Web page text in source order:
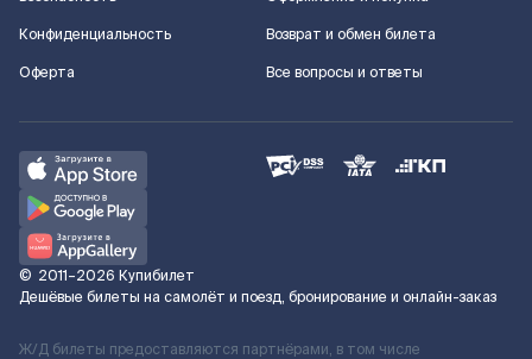
Конфиденциальность
Оферта
Возврат и обмен билета
Все вопросы и ответы
© 2011–2026 Купибилет
Дешёвые билеты на самолёт и поезд, бронирование и онлайн-заказ
Ж/Д билеты предоставляются партнёрами, в том числе